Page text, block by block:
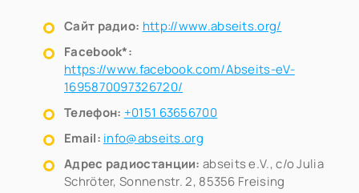
Сайт радио: http://www.abseits.org/
Facebook*:
https://www.facebook.com/Abseits-eV-
1695870097326720/
Телефон: +0151 63656700
Email: info@abseits.org
Адрес радиостанции: abseits e.V., c/o Julia
Schröter, Sonnenstr. 2, 85356 Freising